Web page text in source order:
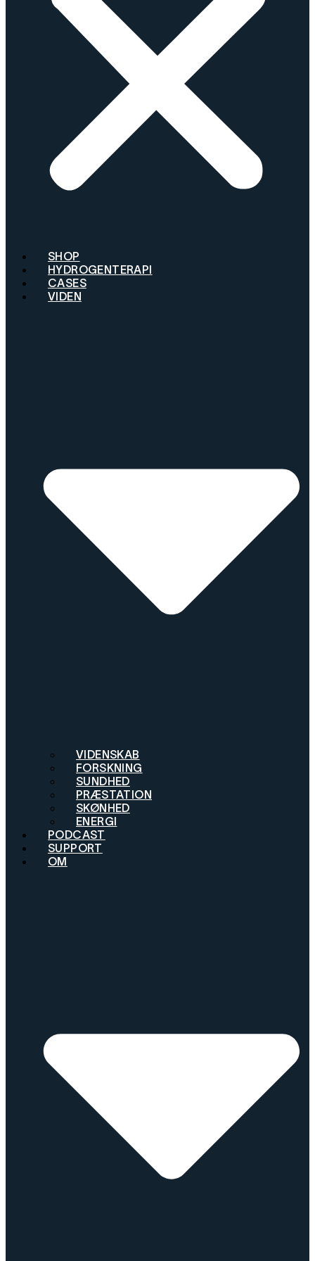
SHOP
HYDROGENTERAPI
CASES
VIDEN
VIDENSKAB
FORSKNING
SUNDHED
PRÆSTATION
SKØNHED
ENERGI
PODCAST
SUPPORT
OM